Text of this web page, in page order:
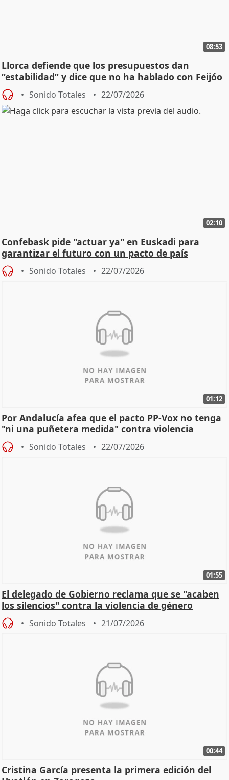
08:53
Llorca defiende que los presupuestos dan
“estabilidad” y dice que no ha hablado con Feijóo
Sonido Totales 22/07/2026
02:10
Confebask pide "actuar ya" en Euskadi para
garantizar el futuro con un pacto de país
Sonido Totales 22/07/2026
01:12
Por Andalucía afea que el pacto PP-Vox no tenga
"ni una puñetera medida" contra violencia
machista
Sonido Totales 22/07/2026
01:55
El delegado de Gobierno reclama que se "acaben
los silencios" contra la violencia de género
Sonido Totales 21/07/2026
00:44
Cristina García presenta la primera edición del